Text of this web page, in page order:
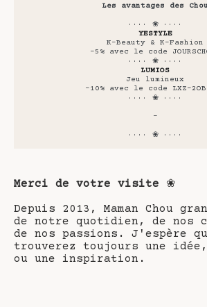
Les avantages des Chou
···· ❀ ····
YESTYLE
K-Beauty & K-Fashion
-5% avec le code
···· ❀ ····
LUMIOS
Jeu lumineux
-10% avec le code LXZ-
···· ❀ ····
-
···· ❀ ····
Merci de votre visite ❀
Depuis 2013, Maman Chou
de notre quotidien, de nos
de nos passions. J'espère
trouverez toujours une
ou une inspiration.